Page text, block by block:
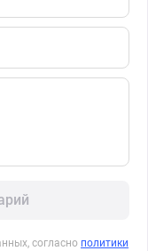
согласно политики